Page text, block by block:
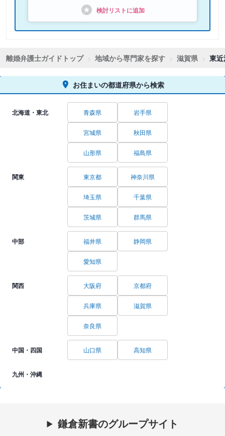
検討リストに追加
離婚弁護士ガイドトップ 地域から専門家を探す 滋賀県 東
お住まいの都道府県から検索
北海道・東北 青森県 岩手県
宮城県 秋田県
山形県 福島県
関東 東京都 神奈川県
埼玉県 千葉県
茨城県 群馬県
中部 福井県 静岡県
愛知県
関西 大阪府 京都府
兵庫県 滋賀県
奈良県
中国・四国 山口県 高知県
九州・沖縄
鎌倉新書のグループサイト